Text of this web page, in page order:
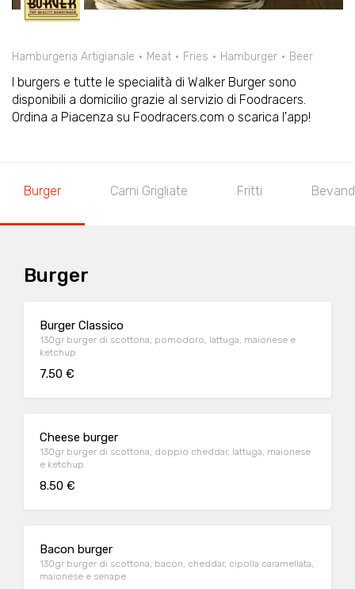
Hamburgeria Artigianale Meat Fries Hamburger Beer
I burgers e tutte le specialità di Walker Burger sono
disponibili a domicilio grazie al servizio di Foodracers.
Ordina a Piacenza su Foodracers.com o scarica l'app!
Burger Carni Grigliate Fritti
Burger
Burger Classico
130gr burger di scottona, pomodoro, lattuga, maionese e
ketchup
7.50 €
Cheese burger
130gr burger di scottona, doppio cheddar, lattuga, maionese
e ketchup
8.50 €
Bacon burger
130gr burger di scottona, bacon, cheddar, cipolla caramellata,
maionese e senape